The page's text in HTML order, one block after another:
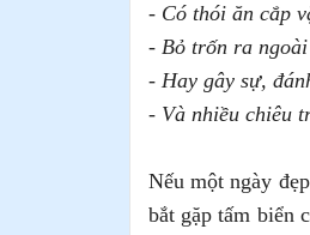
- Có thói ăn cắp
- Bỏ trốn ra
- Hay gây sự,
- Và nhiều chiêu
Nếu một ngày
bắt gặp tấm biển